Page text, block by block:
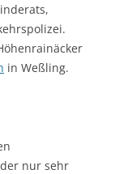
in Weßling.
nur sehr